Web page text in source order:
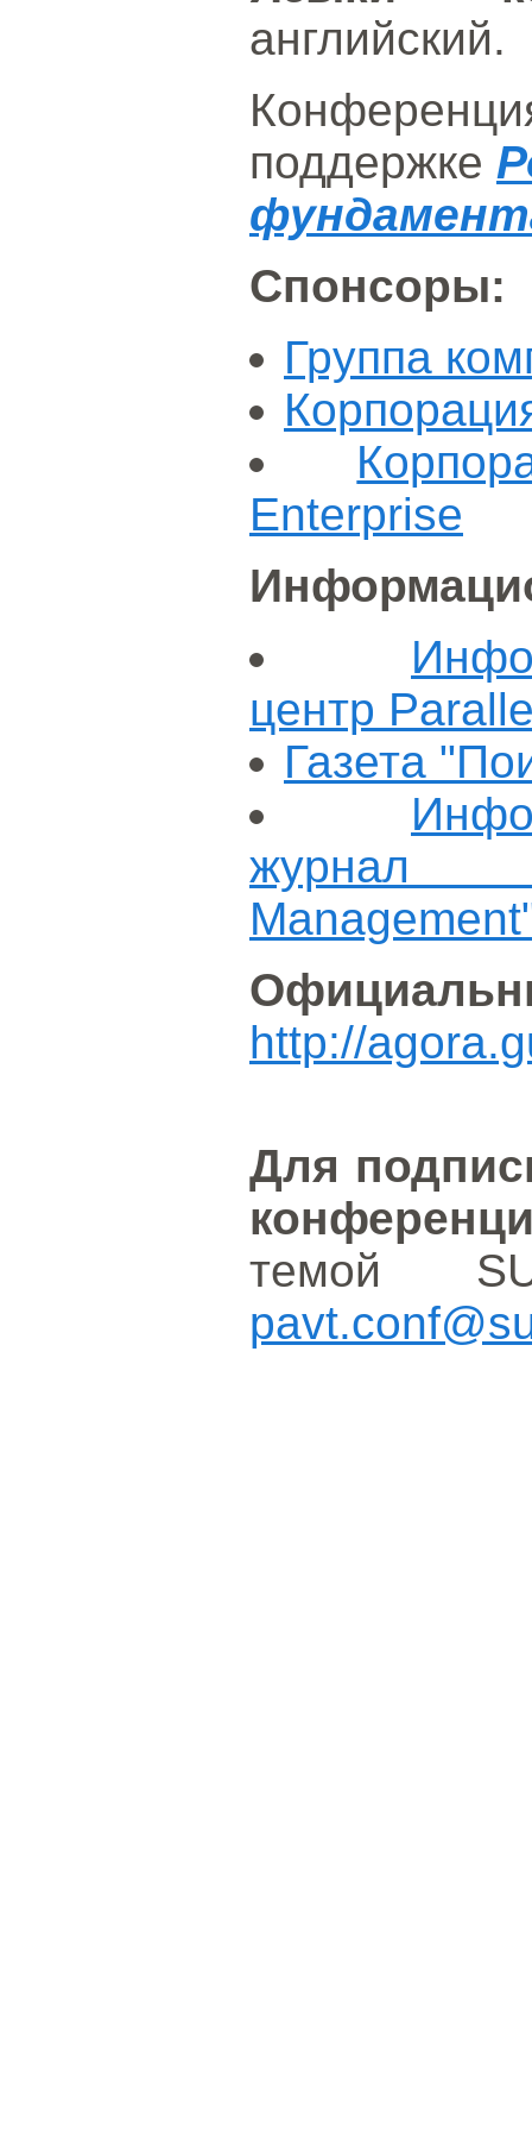
английский.
поддержке
Cпонсоры:
Группа
Enterprise
центр
Газета
журнал
http://
Для
темой